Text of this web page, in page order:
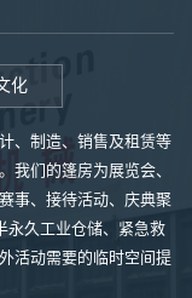
化
、制造、销售及租赁等
我们的篷房为展览会、
事、接待活动、庆典聚
永久工业仓储、紧急救
活动需要的临时空间提